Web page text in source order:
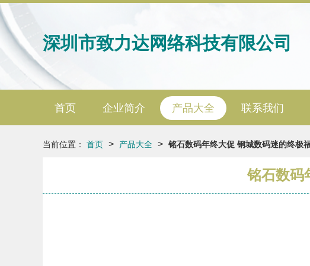
深圳市致力达网络科技有限公司
首页 企业简介 产品大全 联系我们
当前位置： 首页 > 产品大全 > 铭石数码年终大促 钢城数码迷的终极
铭石数码